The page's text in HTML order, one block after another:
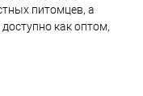
питомцев, а
как оптом,